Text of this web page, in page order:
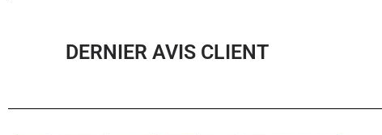
DERNIER AVIS CLIENT